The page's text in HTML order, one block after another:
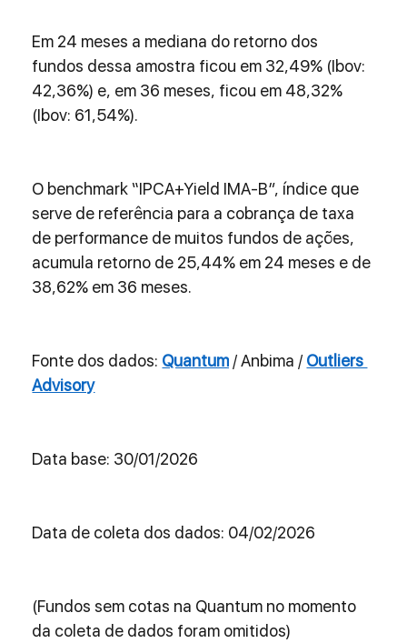
Em 24 meses a mediana do retorno dos
fundos dessa amostra ficou em 32,49% (Ibov:
42,36%) e, em 36 meses, ficou em 48,32%
(Ibov: 61,54%).
O benchmark “IPCA+Yield IMA-B”, índice que
serve de referência para a cobrança de taxa
de performance de muitos fundos de ações,
acumula retorno de 25,44% em 24 meses e de
38,62% em 36 meses.
Fonte dos dados: Quantum / Anbima / Outliers
Advisory
Data base: 30/01/2026
Data de coleta dos dados: 04/02/2026
(Fundos sem cotas na Quantum no momento
da coleta de dados foram omitidos)